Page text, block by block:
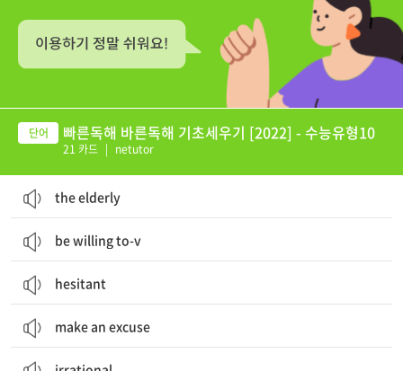
빠른독해 바른독해 기초세우기 [2022] - 수능유형10
21 카드 | netutor
the elderly
be willing to-v
hesitant
make an excuse